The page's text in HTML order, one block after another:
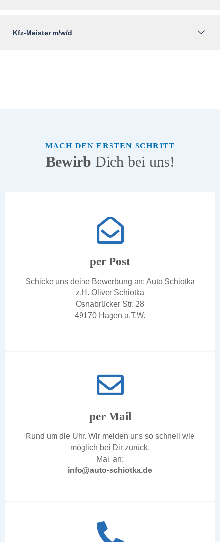
Kfz-Meister m/w/d
MACH DEN ERSTEN SCHRITT
Bewirb Dich bei uns!
per Post
Schicke uns deine Bewerbung an: Auto Schiotka
z.H. Oliver Schiotka
Osnabrücker Str. 28
49170 Hagen a.T.W.
per Mail
Rund um die Uhr. Wir melden uns so schnell wie
möglich bei Dir zurück.
Mail an:
info@auto-schiotka.de